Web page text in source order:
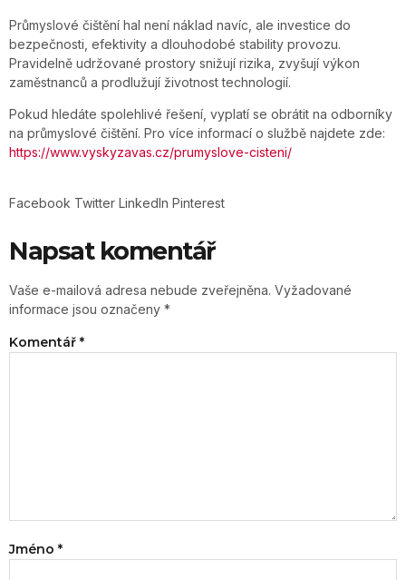
Průmyslové čištění hal není náklad navíc, ale investice do
bezpečnosti, efektivity a dlouhodobé stability provozu.
Pravidelně udržované prostory snižují rizika, zvyšují výkon
zaměstnanců a prodlužují životnost technologií.
Pokud hledáte spolehlivé řešení, vyplatí se obrátit na odborníky
na průmyslové čištění. Pro více informací o službě najdete zde:
https://www.vyskyzavas.cz/prumyslove-cisteni/
Facebook Twitter LinkedIn Pinterest
Napsat komentář
Vaše e-mailová adresa nebude zveřejněna. Vyžadované
informace jsou označeny *
Komentář *
Jméno *